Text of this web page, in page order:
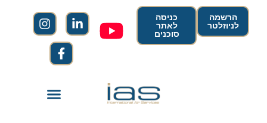
הרשמה
לניוזלטר
כניסה
לאתר
סוכנים